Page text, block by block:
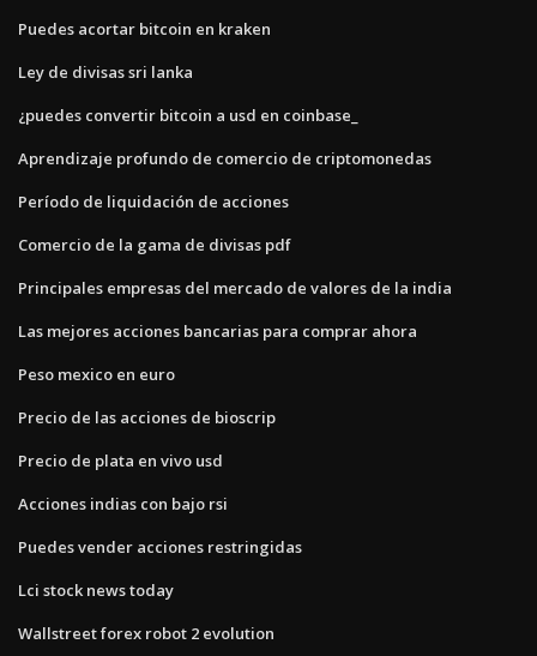
Puedes acortar bitcoin en kraken
Ley de divisas sri lanka
¿puedes convertir bitcoin a usd en coinbase_
Aprendizaje profundo de comercio de criptomonedas
Período de liquidación de acciones
Comercio de la gama de divisas pdf
Principales empresas del mercado de valores de la india
Las mejores acciones bancarias para comprar ahora
Peso mexico en euro
Precio de las acciones de bioscrip
Precio de plata en vivo usd
Acciones indias con bajo rsi
Puedes vender acciones restringidas
Lci stock news today
Wallstreet forex robot 2 evolution